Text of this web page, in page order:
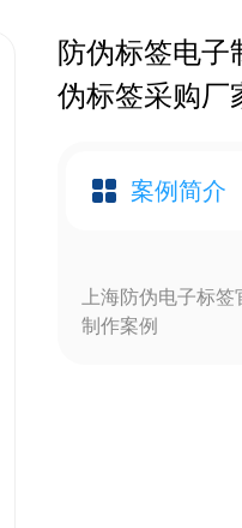
防伪标签电
伪标签采购厂
案例简介
上海防伪电子标
制作案例